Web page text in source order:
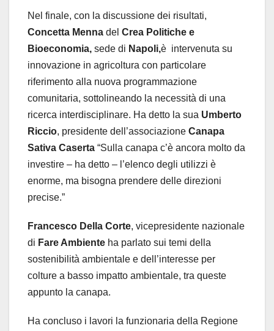
Nel finale, con la discussione dei risultati,
Concetta Menna del Crea Politiche e
Bioeconomia, sede di Napoli,è intervenuta su
innovazione in agricoltura con particolare
riferimento alla nuova programmazione
comunitaria, sottolineando la necessità di una
ricerca interdisciplinare. Ha detto la sua Umberto
Riccio, presidente dell’associazione Canapa
Sativa Caserta “Sulla canapa c’è ancora molto da
investire – ha detto – l’elenco degli utilizzi è
enorme, ma bisogna prendere delle direzioni
precise.”
Francesco Della Corte, vicepresidente nazionale
di Fare Ambiente ha parlato sui temi della
sostenibilità ambientale e dell’interesse per
colture a basso impatto ambientale, tra queste
appunto la canapa.
Ha concluso i lavori la funzionaria della Regione